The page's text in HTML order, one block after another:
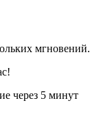
мгновений.
через 5 минут